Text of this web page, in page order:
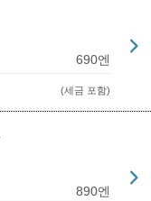
690엔
(세금 포함)
890엔